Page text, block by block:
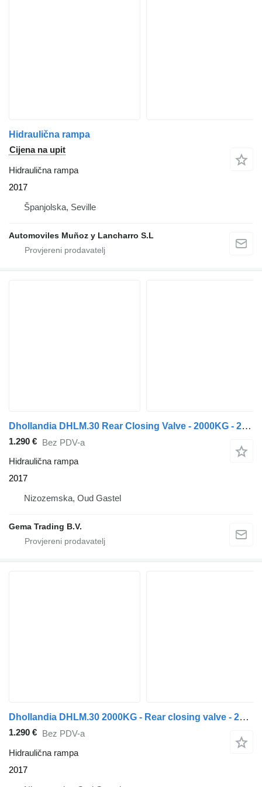
Hidraulična rampa
Cijena na upit
Hidraulična rampa
2017
Španjolska, Seville
Automoviles Muñoz y Lancharro S.L
Dhollandia DHLM.30 Rear Closing Valve - 2000KG - 2 Meters Long - 2.5 Meters
1.290 € Bez PDV-a
Hidraulična rampa
2017
Nizozemska, Oud Gastel
Gema Trading B.V.
Dhollandia DHLM.30 2000KG - Rear closing valve - 200x255 - 2017
1.290 € Bez PDV-a
Hidraulična rampa
2017